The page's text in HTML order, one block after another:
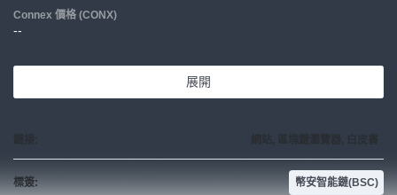
Connex 價格 (CONX)
--
展開
標簽: 幣安智能鏈(BSC)